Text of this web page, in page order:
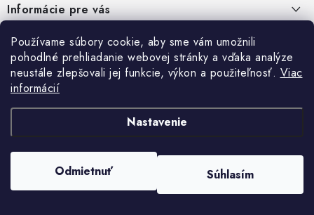
Používame súbory cookie, aby sme vám umožnili
pohodlné prehliadanie webovej stránky a vďaka analýze
neustále zlepšovali jej funkcie, výkon a použiteľnosť. Viac
informácií
Nastavenie
Odmietnuť Súhlasím
pInformácie pre vás
Ako nakupovať
Všeobecné obchodné podmienky
Podmienky ochrany osobných údajov a poučenie o Cookies
Práca v CardEmpire
Prihlásenie
E-mail
Heslo
Facebook
Prijímame online platby
Vytvoril Shoptet Premium
. Všetky práva vyhradené.Upraviť nastavenie